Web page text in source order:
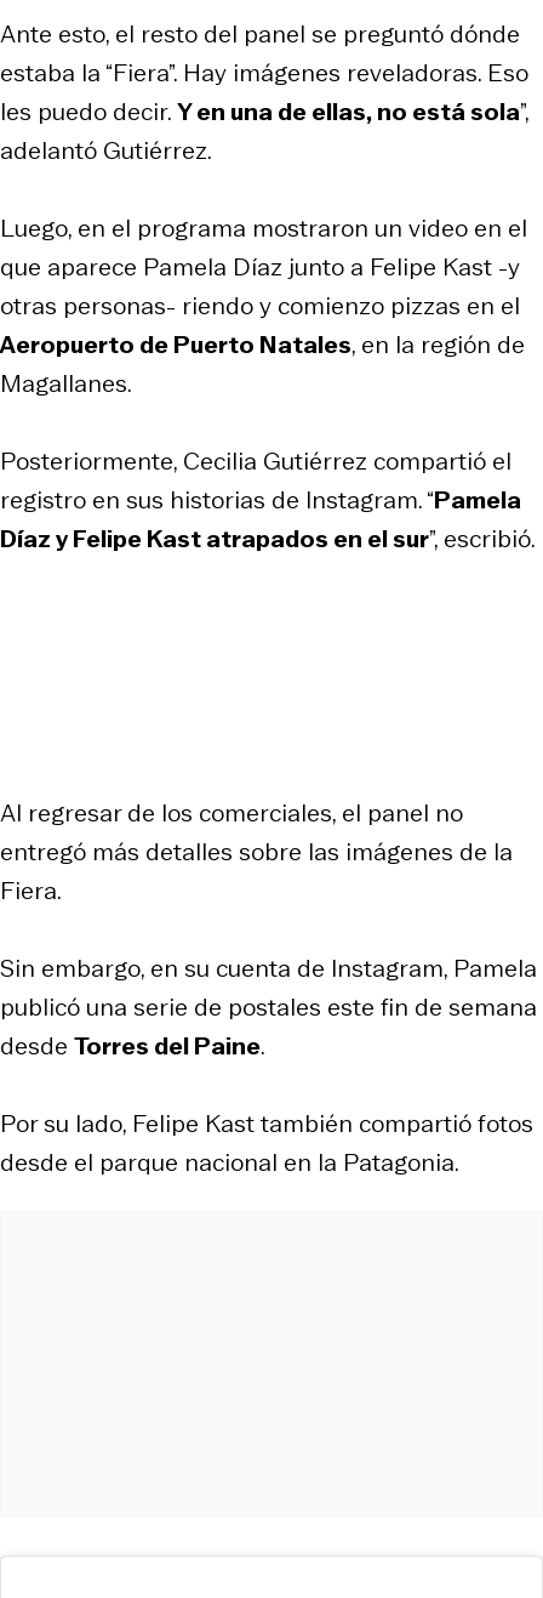
Ante esto, el resto del panel se preguntó dónde
estaba la “Fiera”. Hay imágenes reveladoras. Eso
les puedo decir.Y en una de ellas, no está sola”,
adelantó Gutiérrez.
Luego, en el programa mostraron un video en el
que aparece Pamela Díaz junto a Felipe Kast -y
otras personas- riendo y comienzo pizzas en el
Aeropuerto de Puerto Natales, en la región de
Magallanes.
Posteriormente, Cecilia Gutiérrez compartió el
registro en sus historias de Instagram. “Pamela
Díaz y Felipe Kast atrapados en el sur”, escribió.
Al regresar de los comerciales, el panel no
entregó más detalles sobre las imágenes de la
Fiera.
Sin embargo, en su cuenta de Instagram, Pamela
publicó una serie de postales este fin de semana
desde Torres del Paine.
Por su lado, Felipe Kast también compartió fotos
desde el parque nacional en la Patagonia.